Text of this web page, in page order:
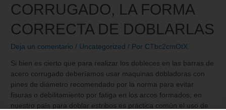
CORRUGADO, LA FORMA
CORRECTA DE DOBLARLAS
Deja un comentario / Uncategorized / Por CTbc2cmOtX
Si bien es cierto que para realizar los dobleces en las barras de
acero corrugado deberíamos usar maquinas dobladoras con
pines de diámetro recomendado por la norma para evitar
fisuras o debilitamiento por fatiga en los arcos formados; en
nuestro país para doblar estribos es práctica común el uso de